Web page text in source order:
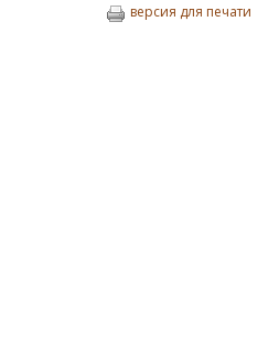
версия для печати